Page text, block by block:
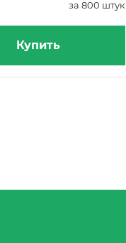
за 800 штук
Купить